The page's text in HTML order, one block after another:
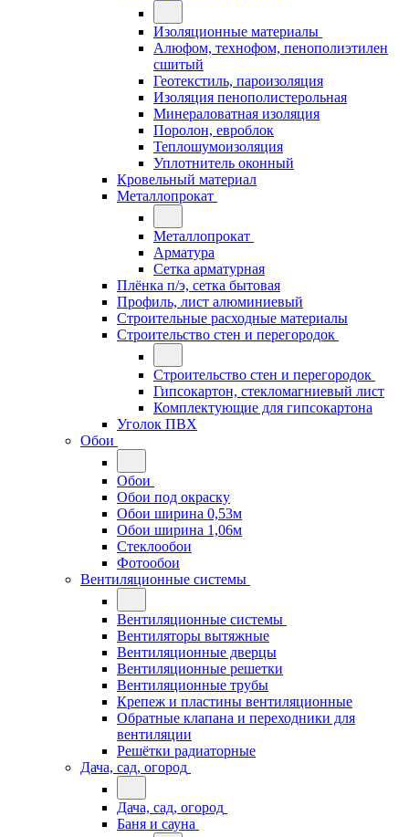
Изоляционные материалы
Алюфом, технофом, пенополиэтилен
сшитый
Геотекстиль, пароизоляция
Изоляция пенополистерольная
Минераловатная изоляция
Поролон, евроблок
Теплошумоизоляция
Уплотнитель оконный
Кровельный материал
Металлопрокат
Металлопрокат
Арматура
Сетка арматурная
Плёнка п/э, сетка бытовая
Профиль, лист алюминиевый
Строительные расходные материалы
Строительство стен и перегородок
Строительство стен и перегородок
Гипсокартон, стекломагниевый лист
Комплектующие для гипсокартона
Уголок ПВХ
Обои
Обои
Обои под окраску
Обои ширина 0,53м
Обои ширина 1,06м
Стеклообои
Фотообои
Вентиляционные системы
Вентиляционные системы
Вентиляторы вытяжные
Вентиляционные дверцы
Вентиляционные решетки
Вентиляционные трубы
Крепеж и пластины вентиляционные
Обратные клапана и переходники для
вентиляции
Решётки радиаторные
Дача, сад, огород
Дача, сад, огород
Баня и сауна